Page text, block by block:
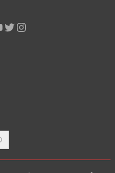
Twitter
Instagram